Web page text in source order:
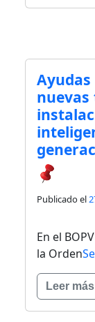
Ayudas
nuevas
Publicado el
En el
la Orden
Leer más